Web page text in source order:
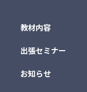
教材内容
出張セミナー
お知らせ